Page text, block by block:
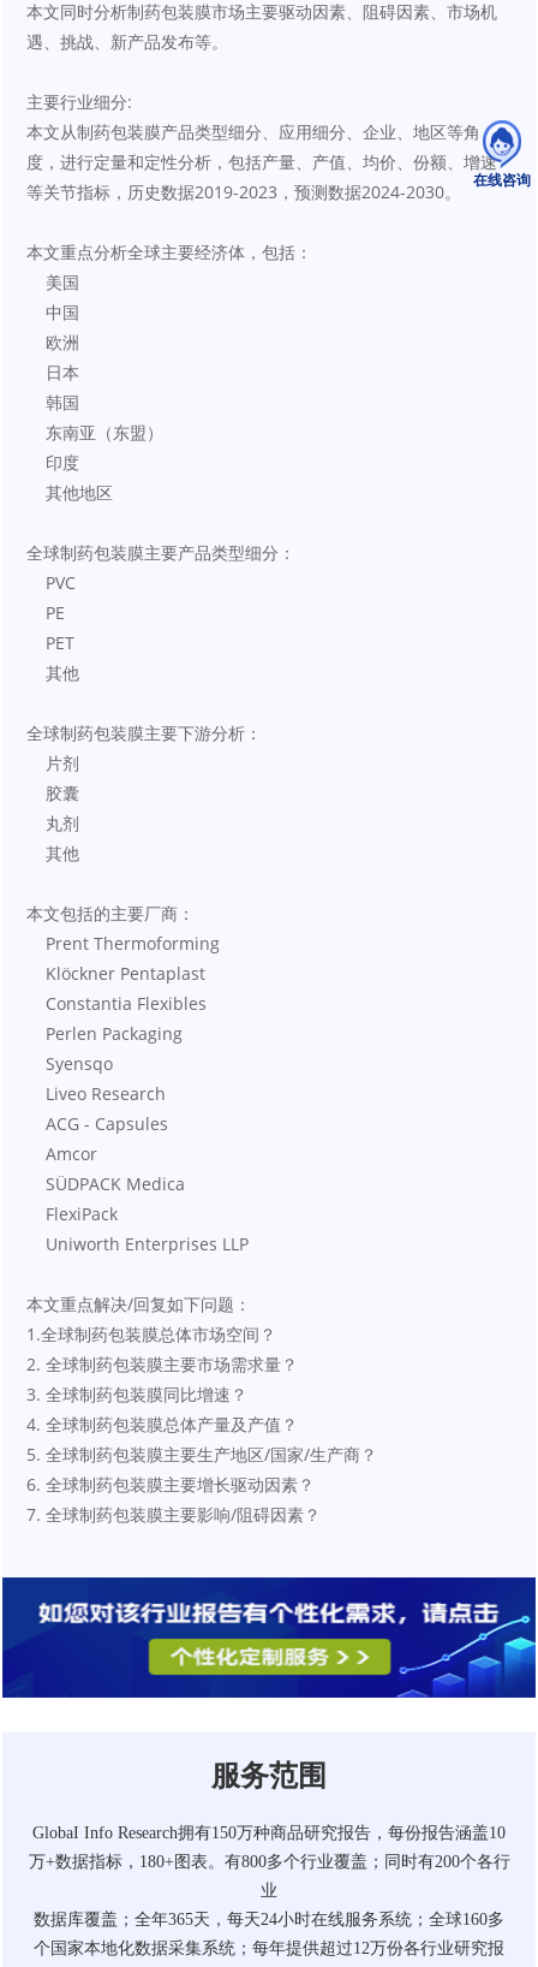
在线咨询
本文同时分析制药包装膜市场主要驱动因素、阻碍因素、市场机
遇、挑战、新产品发布等。
主要行业细分:
本文从制药包装膜产品类型细分、应用细分、企业、地区等角
度，进行定量和定性分析，包括产量、产值、均价、份额、增速
等关节指标，历史数据2019-2023，预测数据2024-2030。
本文重点分析全球主要经济体，包括：
    美国
    中国
    欧洲
    日本
    韩国
    东南亚（东盟）
    印度
    其他地区
全球制药包装膜主要产品类型细分：
    PVC
    PE
    PET
    其他
全球制药包装膜主要下游分析：
    片剂
    胶囊
    丸剂
    其他
本文包括的主要厂商：
    Prent Thermoforming
    Klöckner Pentaplast
    Constantia Flexibles
    Perlen Packaging
    Syensqo
    Liveo Research
    ACG - Capsules
    Amcor
    SÜDPACK Medica
    FlexiPack
    Uniworth Enterprises LLP
本文重点解决/回复如下问题：
1.全球制药包装膜总体市场空间？
2. 全球制药包装膜主要市场需求量？
3. 全球制药包装膜同比增速？
4. 全球制药包装膜总体产量及产值？
5. 全球制药包装膜主要生产地区/国家/生产商？
6. 全球制药包装膜主要增长驱动因素？
7. 全球制药包装膜主要影响/阻碍因素？
服务范围
GlobaI Info Research拥有150万种商品研究报告，每份报告涵盖10
万+数据指标，180+图表。有800多个行业覆盖；同时有200个各行
业
数据库覆盖；全年365天，每天24小时在线服务系统；全球160多
个国家本地化数据采集系统；每年提供超过12万份各行业研究报